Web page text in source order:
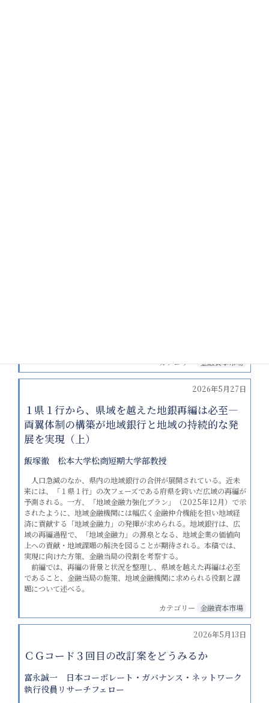
カテゴリー 金融資本市場
2026年5月27日
１県１行から、県域を越えた地銀再編は必至―
両翼体制の構築が地域銀行と地域の持続的な発
展を実現（上）
飯塚徹 松本大学松商短期大学部教授
人口急減のなか、県内の地域銀行の合併が展開されている。近未
来には、「１県１行」の次フェーズである府県を跨いだ広域の再編が
予測される。一方、「地域金融力強化プラン」（2025年12月）で示
されたように、地域金融機関には幅広く金融仲介機能を担い地域経
済に貢献する「地域金融力」の発揮が求められる。地域銀行は、広
域の再編過程で、「地域金融力」の源泉となる、地域企業の価値向
上への貢献・地域課題の解決を図ることが期待される。本稿では、
実現に向けた方策、金融当局の役割を考察する。
前編では、再編の背景と状況を整理し、県域を越えた再編は必至
であること、金融当局の施策、地域金融機関に求められる役割と課
題について述べる。
カテゴリー 金融資本市場
2026年5月13日
ＣＧコード３回目の改訂案をどうみるか
富永誠一 日本コーポレート・ガバナンス・ネットワーク
執行役員リサーチフェロー